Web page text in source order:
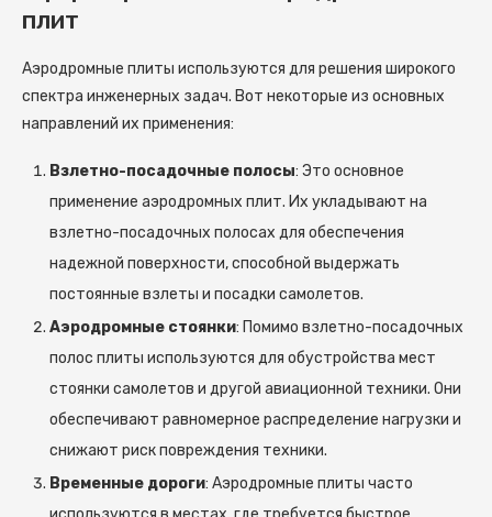
плит
Аэродромные плиты используются для решения широкого
спектра инженерных задач. Вот некоторые из основных
направлений их применения:
Взлетно-посадочные полосы: Это основное
применение аэродромных плит. Их укладывают на
взлетно-посадочных полосах для обеспечения
надежной поверхности, способной выдержать
постоянные взлеты и посадки самолетов.
Аэродромные стоянки: Помимо взлетно-посадочных
полос плиты используются для обустройства мест
стоянки самолетов и другой авиационной техники. Они
обеспечивают равномерное распределение нагрузки и
снижают риск повреждения техники.
Временные дороги: Аэродромные плиты часто